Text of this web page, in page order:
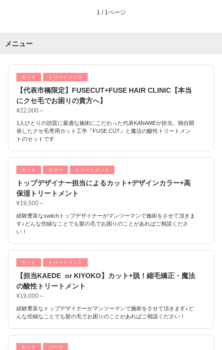
1 / 1ページ
メニュー
カット トリートメント
【代表市橋限定】FUSECUT+FUSE HAIR CLINIC【本当
にクセ毛でお困りの貴方へ】
¥22,000～
1人ひとりの頭質に最適な施術にこだわった代表KANAMEが担当。独自開
発したクセ毛専用カット工学『FUSE CUT』と魔法の酸性トリートメン
トのセットです
カット カラー トリートメント
トップデザイナー担当によるカット+デザインカラー+高
保湿トリートメント
¥19,500～
経験豊富なswitchトップデザイナーがマンツーマンで施術をさせて頂きま
す♪どんな些細なことでも髪の毛でお困りのことがあればご相談くださ
い！
カット トリートメント
【担当KAEDE or KIYOKO】カット+脱！縮毛矯正・魔法
の酸性トリートメント
¥19,000～
経験豊富なトップデザイナーがマンツーマンで施術をさせて頂きます♪ど
んな些細なことでも髪の毛でお困りのことがあればご相談ください！
カット パーマ